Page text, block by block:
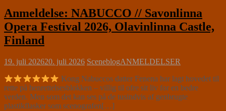
Anmeldelse: NABUCCO // Savonlinna
Opera Festival 2026, Olavinlinna Castle,
Finland
19. juli 202620. juli 2026 SceneblogANMELDELSER
Kong Nabuccos datter Fenena har lagt hovedet til
rette på henrettelsesblokken – villig til ofre sit liv for en bedre
verden. Men som det kan ses på de tusindvis af genbrugte
plastikflasker som scenografen[…]